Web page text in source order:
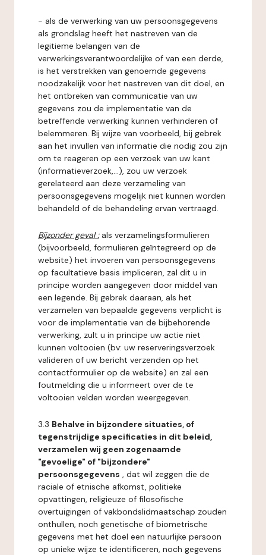
- als de verwerking van uw persoonsgegevens
als grondslag heeft het nastreven van de
legitieme belangen van de
verwerkingsverantwoordelijke of van een derde,
is het verstrekken van genoemde gegevens
noodzakelijk voor het nastreven van dit doel, en
het ontbreken van communicatie van uw
gegevens zou de implementatie van de
betreffende verwerking kunnen verhinderen of
belemmeren. Bij wijze van voorbeeld, bij gebrek
aan het invullen van informatie die nodig zou zijn
om te reageren op een verzoek van uw kant
(informatieverzoek,...), zou uw verzoek
gerelateerd aan deze verzameling van
persoonsgegevens mogelijk niet kunnen worden
behandeld of de behandeling ervan vertraagd.
Bijzonder geval : als verzamelingsformulieren
(bijvoorbeeld, formulieren geïntegreerd op de
website) het invoeren van persoonsgegevens
op facultatieve basis impliceren, zal dit u in
principe worden aangegeven door middel van
een legende. Bij gebrek daaraan, als het
verzamelen van bepaalde gegevens verplicht is
voor de implementatie van de bijbehorende
verwerking, zult u in principe uw actie niet
kunnen voltooien (bv: uw reserveringsverzoek
valideren of uw bericht verzenden op het
contactformulier op de website) en zal een
foutmelding die u informeert over de te
voltooien velden worden weergegeven.
3.3 Behalve in bijzondere situaties, of
tegenstrijdige specificaties in dit beleid,
verzamelen wij geen zogenaamde
"gevoelige" of "bijzondere"
persoonsgegevens , dat wil zeggen die de
raciale of etnische afkomst, politieke
opvattingen, religieuze of filosofische
overtuigingen of vakbondslidmaatschap zouden
onthullen, noch genetische of biometrische
gegevens met het doel een natuurlijke persoon
op unieke wijze te identificeren, noch gegevens